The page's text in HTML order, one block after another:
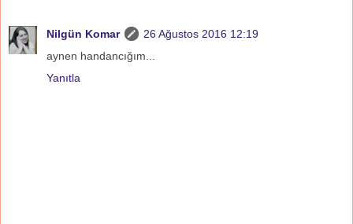
Nilgün Komar
26 Ağustos 2016 12:19
aynen handancığım...
Yanıtla